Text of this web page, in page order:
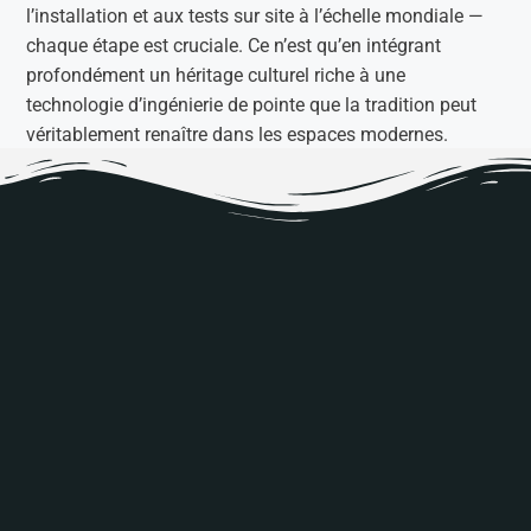
l’installation et aux tests sur site à l’échelle mondiale —
chaque étape est cruciale. Ce n’est qu’en intégrant
profondément un héritage culturel riche à une
technologie d’ingénierie de pointe que la tradition peut
véritablement renaître dans les espaces modernes.